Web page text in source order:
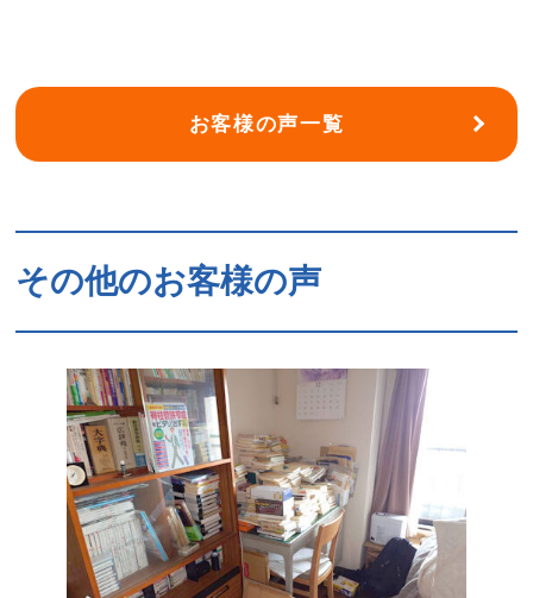
お客様の声一覧
その他のお客様の声